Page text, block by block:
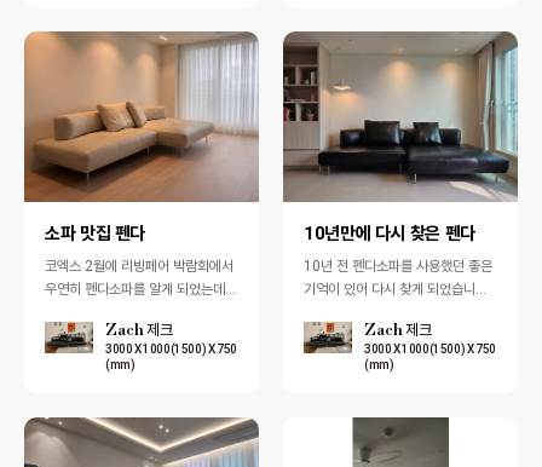
소파 맛집 펜다
코엑스 2월에 리빙페어 박람회에서
우연히 펜다소파를 알게 되었는데,
파 맛집'이라고 불리는지 직접 이해
가 되…
Zach 제크
3000 X 1000(1500) X 750
(mm)
10년만에 다시 찾은 펜다
10년 전 펜다소파를 사용했던 좋은
기억이 있어 다시 찾게 되었습니다.
까 싶어 백화점부터 유명 소파 전문
브…
Zach 제크
3000 X 1000(1500) X 750
(mm)